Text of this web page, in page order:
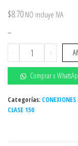
$8.70 NO incluye IVA
–
-
UNIVERSAL
HN
CL-
300
DE
3/4"
+
Comprar x
Categorías:
CLASE 150